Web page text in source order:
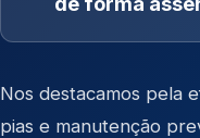
Nos destacamos pela
pias e manutenção